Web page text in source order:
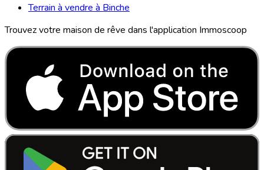
Terrain à vendre à Binche
Trouvez votre maison de rêve dans l'application Immoscoop